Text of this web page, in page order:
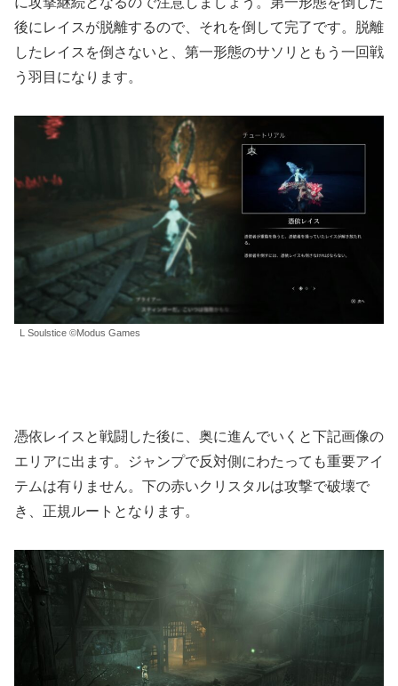
後にレイスが脱離するので、それを倒して完了です。脱離
したレイスを倒さないと、第一形態のサソリともう一回戦
う羽目になります。
L Soulstice ©Modus Games
憑依レイスと戦闘した後に、奥に進んでいくと下記画像の
エリアに出ます。ジャンプで反対側にわたっても重要アイ
テムは有りません。下の赤いクリスタルは攻撃で破壊で
き、正規ルートとなります。